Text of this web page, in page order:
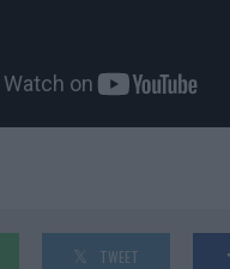
TWEET